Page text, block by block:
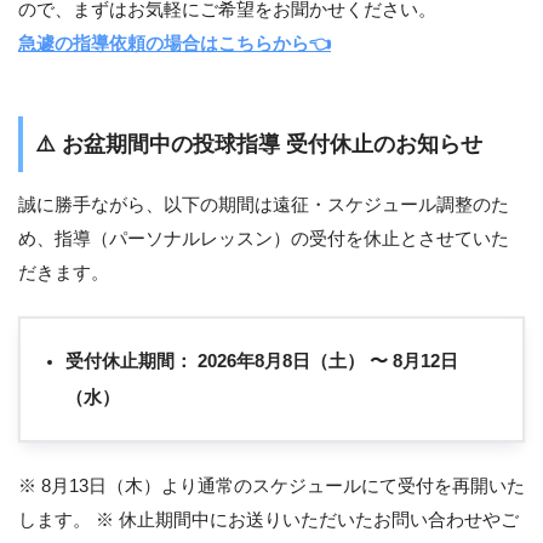
ので、まずはお気軽にご希望をお聞かせください。
急遽の指導依頼の場合はこちらから👈
⚠️ お盆期間中の投球指導 受付休止のお知らせ
誠に勝手ながら、以下の期間は遠征・スケジュール調整のた
め、指導（パーソナルレッスン）の受付を休止とさせていた
だきます。
受付休止期間：
2026年8月8日（土） 〜 8月12日
（水）
※ 8月13日（木）より通常のスケジュールにて受付を再開いた
します。 ※ 休止期間中にお送りいただいたお問い合わせやご